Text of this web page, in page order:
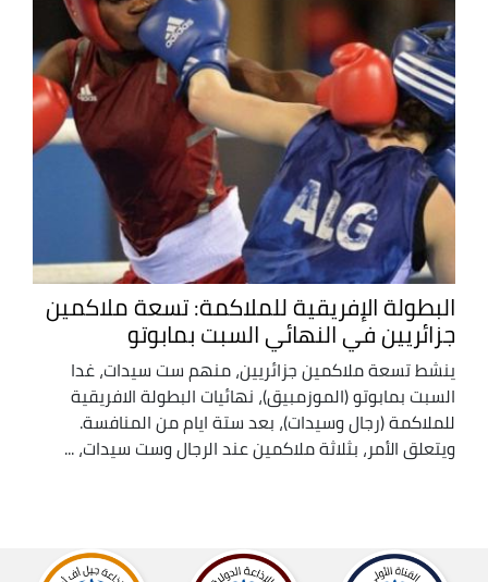
البطولة الإفريقية للملاكمة: تسعة ملاكمين
جزائريين في النهائي السبت بمابوتو
ينشط تسعة ملاكمين جزائريين، منهم ست سيدات، غدا
السبت بمابوتو (الموزمبيق)، نهائيات البطولة الافريقية
للملاكمة (رجال وسيدات)، بعد ستة ايام من المنافسة.
ويتعلق الأمر، بثلاثة ملاكمين عند الرجال وست سيدات، ...